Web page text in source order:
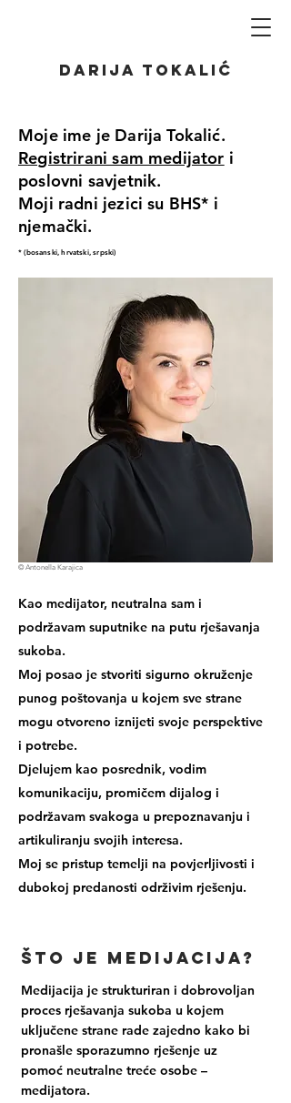
Darija Tokalić
Moje ime je Darija Tokalić.
Registrirani sam medijator i
poslovni savjetnik.
Moji radni jezici su BHS* i
njemački.
* (bosanski, hrvatski, srpski)
© Antonella Karajica
Što je medijacija?
Medijacija je strukturiran i dobrovoljan
proces rješavanja sukoba u kojem
uključene strane rade zajedno kako bi
pronašle sporazumno rješenje uz
pomoć neutralne treće osobe –
medijatora.
Kao medijator, neutralna sam i
podržavam suputnike na putu rješavanja
sukoba.
Moj posao je stvoriti sigurno okruženje
punog poštovanja u kojem sve strane
mogu otvoreno iznijeti svoje perspektive
i potrebe.
Djelujem kao posrednik, vodim
komunikaciju, promičem dijalog i
podržavam svakoga u prepoznavanju i
artikuliranju svojih interesa.
Moj se pristup temelji na povjerljivosti i
dubokoj predanosti održivim rješenju.